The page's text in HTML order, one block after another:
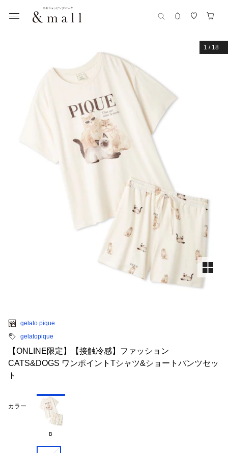
1 / 18
gelato pique
gelatopique
【ONLINE限定】【接触冷感】ファッション
CATS&DOGS ワンポイントTシャツ&ショートパンツセッ
ト
カラー
B